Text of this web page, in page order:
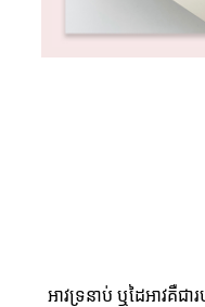
អាវទ្រនាប់ ឬដៃអាវគឺ